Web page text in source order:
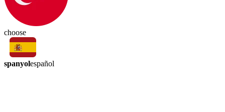
choose
spanyolespañol